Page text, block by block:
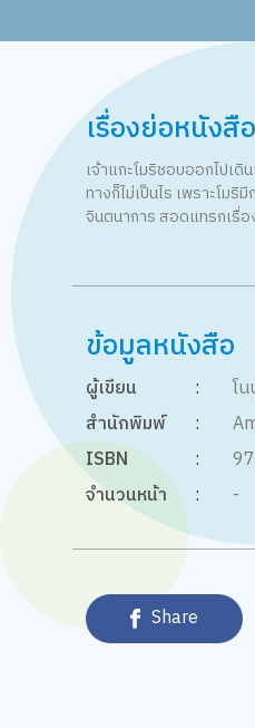
เรื่องย่อหนังสือ
เจ้าแกะโมริชอบออกไปเ
ทางก็ไม่เป็นไร เพราะโม
จินตนาการ สอดแทรกเรื่อ
ข้อมูลหนังสือ
ผู้เขียน :
โ
สำนักพิมพ์
:
ISBN
:
จำนวนหน้า
: -
Share